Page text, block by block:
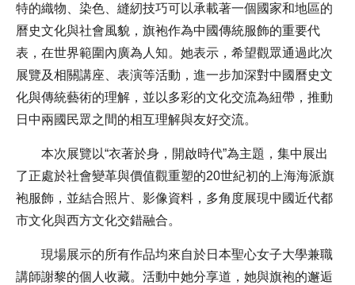
特的織物、染色、縫紉技巧可以承載著一個國家和地區的
曆史文化與社會風貌，旗袍作為中國傳統服飾的重要代
表，在世界範圍內廣為人知。她表示，希望觀眾通過此次
展覽及相關講座、表演等活動，進一步加深對中國曆史文
化與傳統藝術的理解，並以多彩的文化交流為紐帶，推動
日中兩國民眾之間的相互理解與友好交流。
本次展覽以“衣著於身，開啟時代”為主題，集中展出
了正處於社會變革與價值觀重塑的20世紀初的上海海派旗
袍服飾，並結合照片、影像資料，多角度展現中國近代都
市文化與西方文化交錯融合。
現場展示的所有作品均來自於日本聖心女子大學兼職
講師謝黎的個人收藏。活動中她分享道，她與旗袍的邂逅